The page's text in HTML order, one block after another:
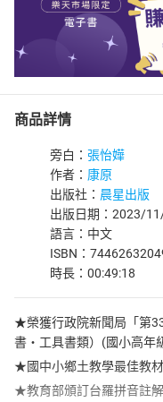
商品詳情
旁白： 張怡嬅
作者： 康原
出版社： 晨星出版
出版日期：2023/
語言：中文
ISBN：
時長：00:49:18
★榮獲行政院新聞局「第
書‧工具書類）(國小高年
★國中小鄉土教學最佳教材
★教育部頒訂台羅拼音註解